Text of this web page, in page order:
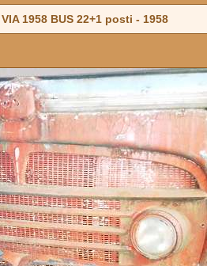
1958 BUS 22+1 posti - 1958